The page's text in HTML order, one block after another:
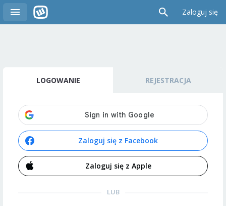
Zaloguj się
LOGOWANIE REJESTRACJA
Zaloguj się z Facebook
Zaloguj się z Apple
LUB